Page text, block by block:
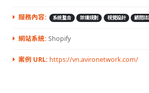
服務內容: 系統整合 架構規劃 視覺設計 顧問
網站系統: Shopify
案例 URL: https://vn.avironetwork.com/